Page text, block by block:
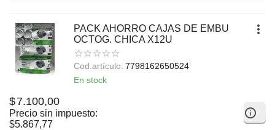
PACK AHORRO CAJAS DE EMBU
OCTOG. CHICA X12U
Cod.artículo: 7798162650524
En stock
$7.100,00
Precio sin impuesto:
$5.867,77